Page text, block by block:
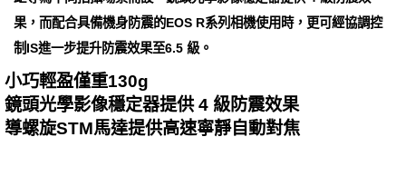
果，而配合具備機身防震的EOS R系列相機使用時，更可經協調控
制IS進一步提升防震效果至6.5 級。
小巧輕盈僅重130g
鏡頭光學影像穩定器提供 4 級防震效果
導螺旋STM馬達提供高速寧靜自動對焦